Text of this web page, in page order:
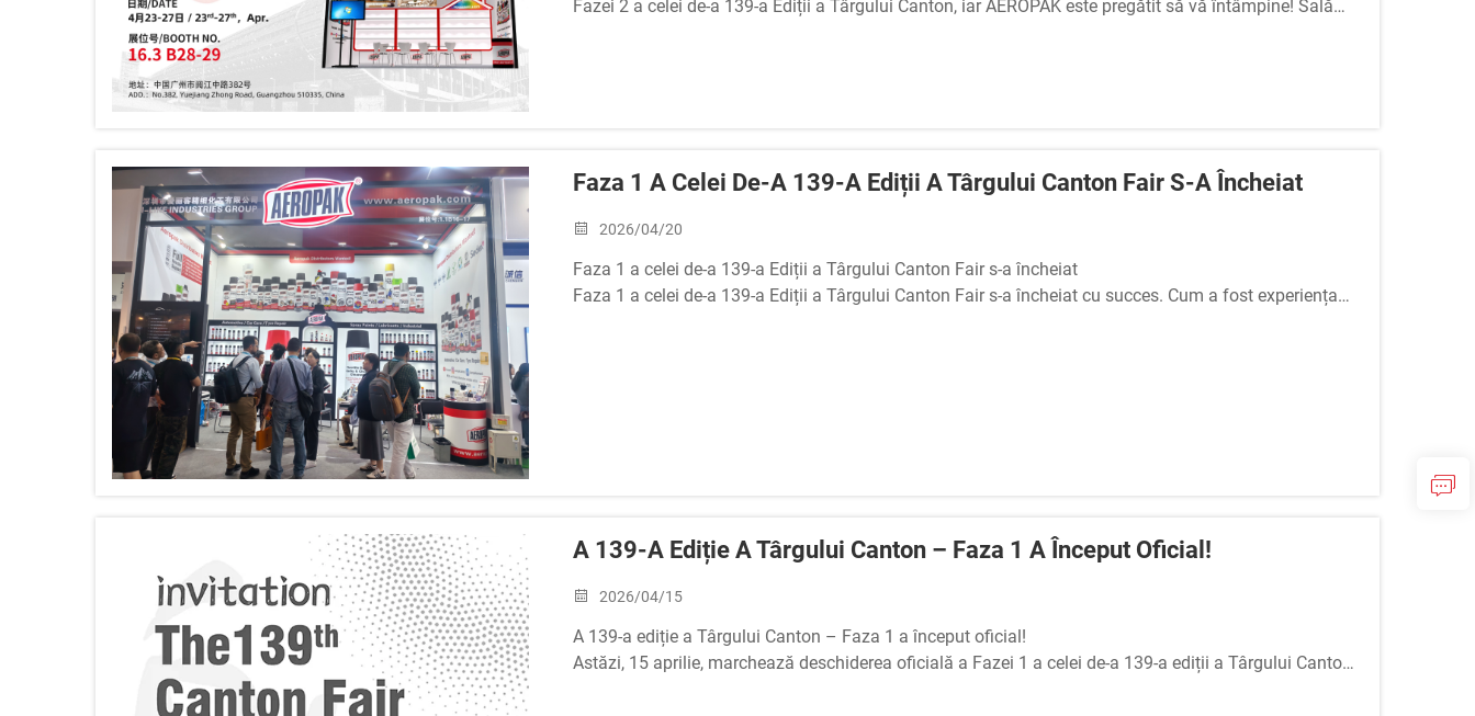
Fazei 2 a celei de-a 139-a Ediții a Târgului Canton, iar AEROPAK este pregătit să vă întâmpine! Sală
Faza 1 A Celei De-A 139-A Ediții A Târgului Canton Fair S-A Încheiat
2026/04/20
Faza 1 a celei de-a 139-a Ediții a Târgului Canton Fair s-a încheiat
Faza 1 a celei de-a 139-a Ediții a Târgului Canton Fair s-a încheiat cu succes. Cum a fost experiența
A 139-A Ediție A Târgului Canton – Faza 1 A Început Oficial!
2026/04/15
A 139-a ediție a Târgului Canton – Faza 1 a început oficial!
Astăzi, 15 aprilie, marchează deschiderea oficială a Fazei 1 a celei de-a 139-a ediții a Târgului Canton,